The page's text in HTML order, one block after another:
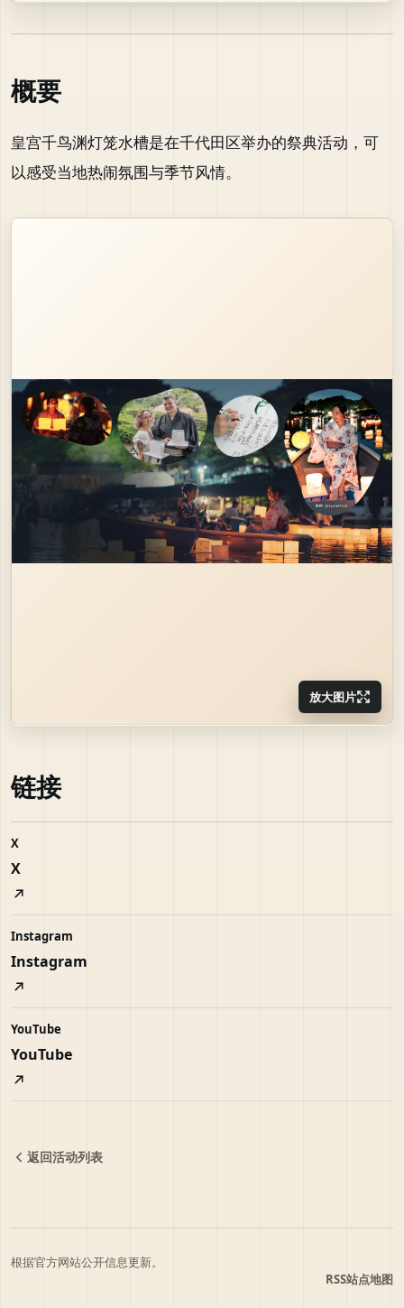
概要
皇宫千鸟渊灯笼水槽是在千代田区举办的祭典活动，可
以感受当地热闹氛围与季节风情。
放大图片
链接
X
X
Instagram
Instagram
YouTube
YouTube
返回活动列表
根据官方网站公开信息更新。
RSS站点地图